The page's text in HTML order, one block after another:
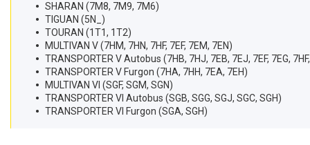
SHARAN (7M8, 7M9, 7M6)
TIGUAN (5N_)
TOURAN (1T1, 1T2)
MULTIVAN V (7HM, 7HN, 7HF, 7EF, 7EM, 7EN)
TRANSPORTER V Autobus (7HB, 7HJ, 7EB, 7EJ, 7EF, 7EG,
TRANSPORTER V Furgon (7HA, 7HH, 7EA, 7EH)
MULTIVAN VI (SGF, SGM, SGN)
TRANSPORTER VI Autobus (SGB, SGG, SGJ, SGC, SGH)
TRANSPORTER VI Furgon (SGA, SGH)